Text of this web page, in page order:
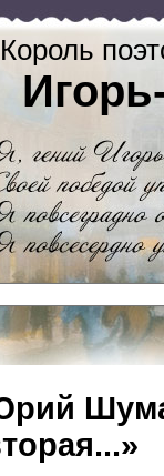
Король